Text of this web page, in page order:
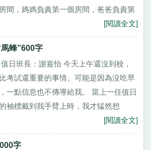
間，媽媽負責第一個房間，爸爸負責第
[閱讀全文]
蜂”600字
日班長：謝嘉怡 今天上午還沒到校，
考試還重要的事情。可能是因為沒吃早
一點信息也不傳導給我。 當上一任值日
袖標戴到我手臂上時，我才猛然想
[閱讀全文]
字